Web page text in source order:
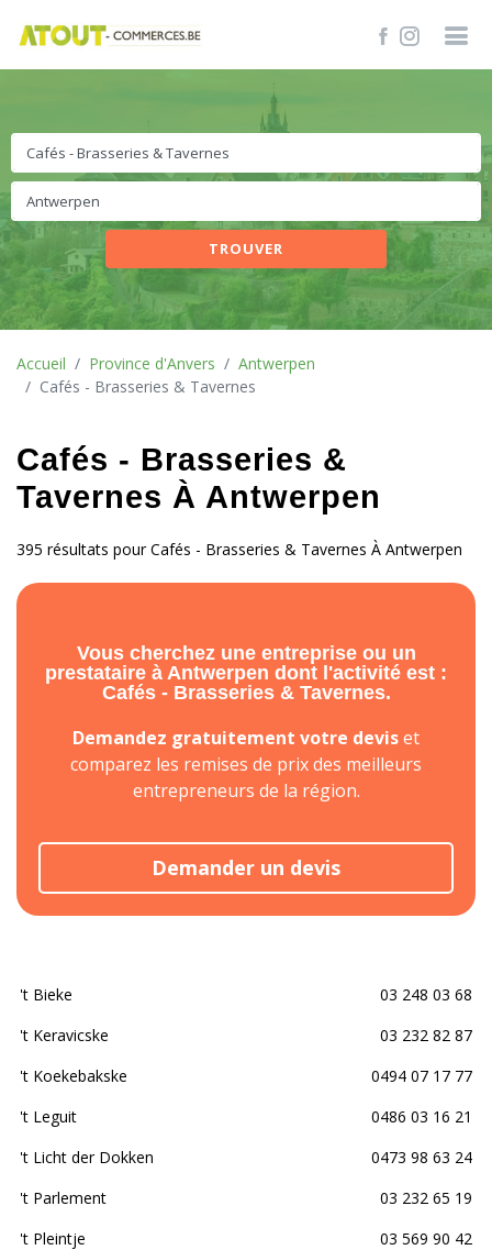
TROUVER
Accueil Province d'Anvers
Antwerpen
Cafés - Brasseries & Tavernes
Cafés - Brasseries &
Tavernes À Antwerpen
395 résultats pour Cafés - Brasseries & Tavernes À Antwerpen
Vous cherchez une entreprise ou un
prestataire à Antwerpen dont l'activité est :
Cafés - Brasseries & Tavernes.
Demandez gratuitement votre deviset
comparez les remises de prix des meilleurs
entrepreneurs de la région.
Demander un devis
't Bieke
03 248 03 68
't Keravicske
03 232 82 87
't Koekebakske
0494 07 17 77
't Leguit
0486 03 16 21
't Licht der Dokken
0473 98 63 24
't Parlement
03 232 65 19
't Pleintje
03 569 90 42